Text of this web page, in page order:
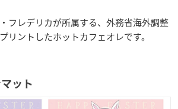
フレデリカが所属する、外務省海外調整
リントしたホットカフェオレです。
ット